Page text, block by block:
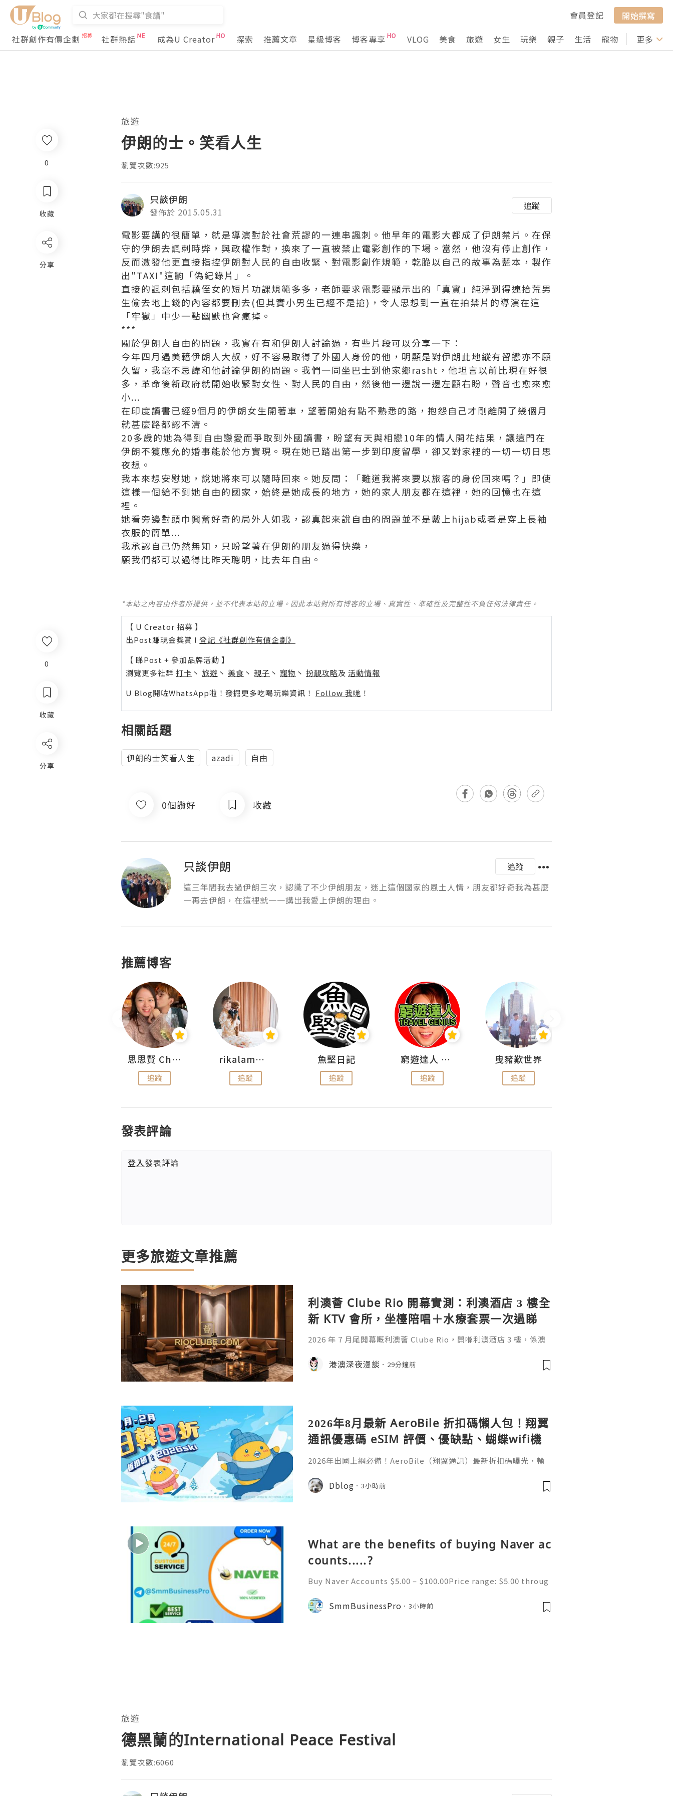
會員登記
開始撰寫
社群創作有價企劃
社群熱話 成為U Creator 探索 推薦文章 星級博客 博客專享 VLOG 美食 旅遊 女生 玩樂 親子 生活 寵物 行山 打卡
更多
0
收藏
分享
旅遊
伊朗的士。笑看人生
瀏覽次數:925
只談伊朗
發佈於 2015.05.31
追蹤
電影要講的很簡單，就是導演對於社會荒謬的一連串諷刺。他早年的電影大都成了伊朗禁片。在保
守的伊朗去諷刺時弊，與政權作對，換來了一直被禁止電影創作的下場。當然，他沒有停止創作，
反而激發他更直接指控伊朗對人民的自由收緊、對電影創作規範，乾脆以自己的故事為藍本，製作
出"TAXI"這齣「偽紀錄片」。
直接的諷刺包括藉侄女的短片功課規範多多，老師要求電影要顯示出的「真實」純淨到得連拾荒男
生偷去地上錢的內容都要刪去(但其實小男生已經不是搶)，令人思想到一直在拍禁片的導演在這
「牢獄」中少一點幽默也會瘋掉。
***
關於伊朗人自由的問題，我實在有和伊朗人討論過，有些片段可以分享一下：
今年四月遇美藉伊朗人大叔，好不容易取得了外國人身份的他，明顯是對伊朗此地縱有留戀亦不願
久留，我毫不忌諱和他討論伊朗的問題。我們一同坐巴士到他家鄉rasht，他坦言以前比現在好很
多，革命後新政府就開始收緊對女性、對人民的自由，然後他一邊說一邊左顧右盼，聲音也愈來愈
小...
在印度讀書已經9個月的伊朗女生開著車，望著開始有點不熟悉的路，抱怨自己才剛離開了幾個月
就甚麼路都認不清。
20多歲的她為得到自由戀愛而爭取到外國讀書，盼望有天與相戀10年的情人開花結果，讓這門在
伊朗不獲應允的婚事能於他方實現。現在她已踏出第一步到印度留學，卻又對家裡的一切一切日思
夜想。
我本來想安慰她，說她將來可以隨時回來。她反問：「難道我將來要以旅客的身份回來嗎？」即使
這樣一個給不到她自由的國家，始終是她成長的地方，她的家人朋友都在這裡，她的回憶也在這
裡。
她看旁邊對頭巾興奮好奇的局外人如我，認真起來說自由的問題並不是戴上hijab或者是穿上長袖
衣服的簡單...
我承認自己仍然無知，只盼望著在伊朗的朋友過得快樂，
願我們都可以過得比昨天聰明，比去年自由。
*本站之內容由作者所提供，並不代表本站的立場。因此本站對所有博客的立場、真實性、準確性及完整性不負任何法律責任。
【 U Creator 招募 】
出Post賺現金獎賞 l 登記《社群創作有價企劃》
【 睇Post + 參加品牌活動 】
瀏覽更多社群 打卡 丶 旅遊 丶 美食 丶 親子 丶 寵物 丶 扮靚攻略及 活動情報
U Blog開咗WhatsApp啦！發掘更多吃喝玩樂資訊！ Follow 我哋 ！
相關話題
伊朗的士笑看人生 azadi 自由
0個讚好 收藏
只談伊朗
追蹤
這三年間我去過伊朗三次，認識了不少伊朗朋友，迷上這個國家的風土人情，朋友都好奇我為甚麼
一再去伊朗，在這裡就一一講出我愛上伊朗的理由。
推薦博客
思思賢 ChillMyBabe
追蹤
rikalammm
追蹤
魚堅日記
追蹤
窮遊達人 Mr.TravelGenius
追蹤
曳豬歎世界
追蹤
發表評論
登入發表評論
更多旅遊文章推薦
利澳薈 Clube Rio 開幕實測：利澳酒店 3 樓全
新 KTV 會所，坐檯陪唱＋水療套票一次過睇
2026 年 7 月尾開幕嘅利澳薈 Clube Rio，開喺利澳酒店 3 樓，係澳
技師陪唱陪飲一個鐘，再嘆一個鐘水療按摩，暢飲版仲要酒水任飲。
商務應酬、兄弟聚會啱晒。
港澳深夜漫談 29分鐘前
2026年8月最新 AeroBile 折扣碼懶人包！翔翼
通訊優惠碼 eSIM 評價、優缺點、蝴蝶wifi機
教學完整整理
2026年出國上網必備！AeroBile（翔翼通訊）最新折扣碼曝光，輸
9折，eSIM評價超高穩定不卡頓，蝴蝶機買斷WiFi分享器全球通用攻
略全解析。省錢又方便，出國旅行網路不發愁！本文完整整理 AeroB
Dblog 3小時前
What are the benefits of buying Naver ac
counts.....?
Buy Naver Accounts $5.00 – $100.00Price range: $5.00 throug
e Welcome to Never South Korea’s most popular search en
gine and online platform. Al
SmmBusinessPro 3小時前
0
收藏
分享
旅遊
德黑蘭的International Peace Festival
瀏覽次數:6060